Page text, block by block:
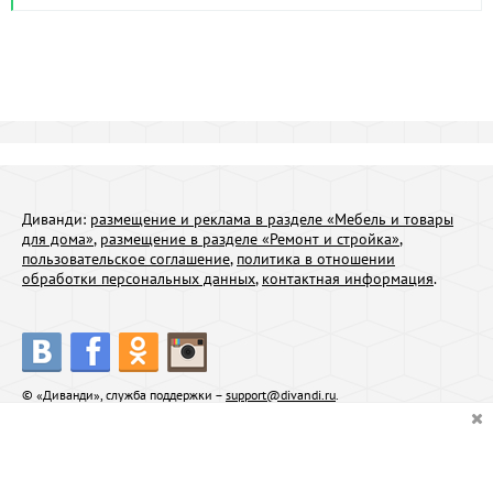
Диванди: размещение и реклама в разделе «Мебель и товары
для дома», размещение в разделе «Ремонт и стройка»,
пользовательское соглашение, политика в отношении
обработки персональных данных, контактная информация.
© «Диванди», служба поддержки – support@divandi.ru